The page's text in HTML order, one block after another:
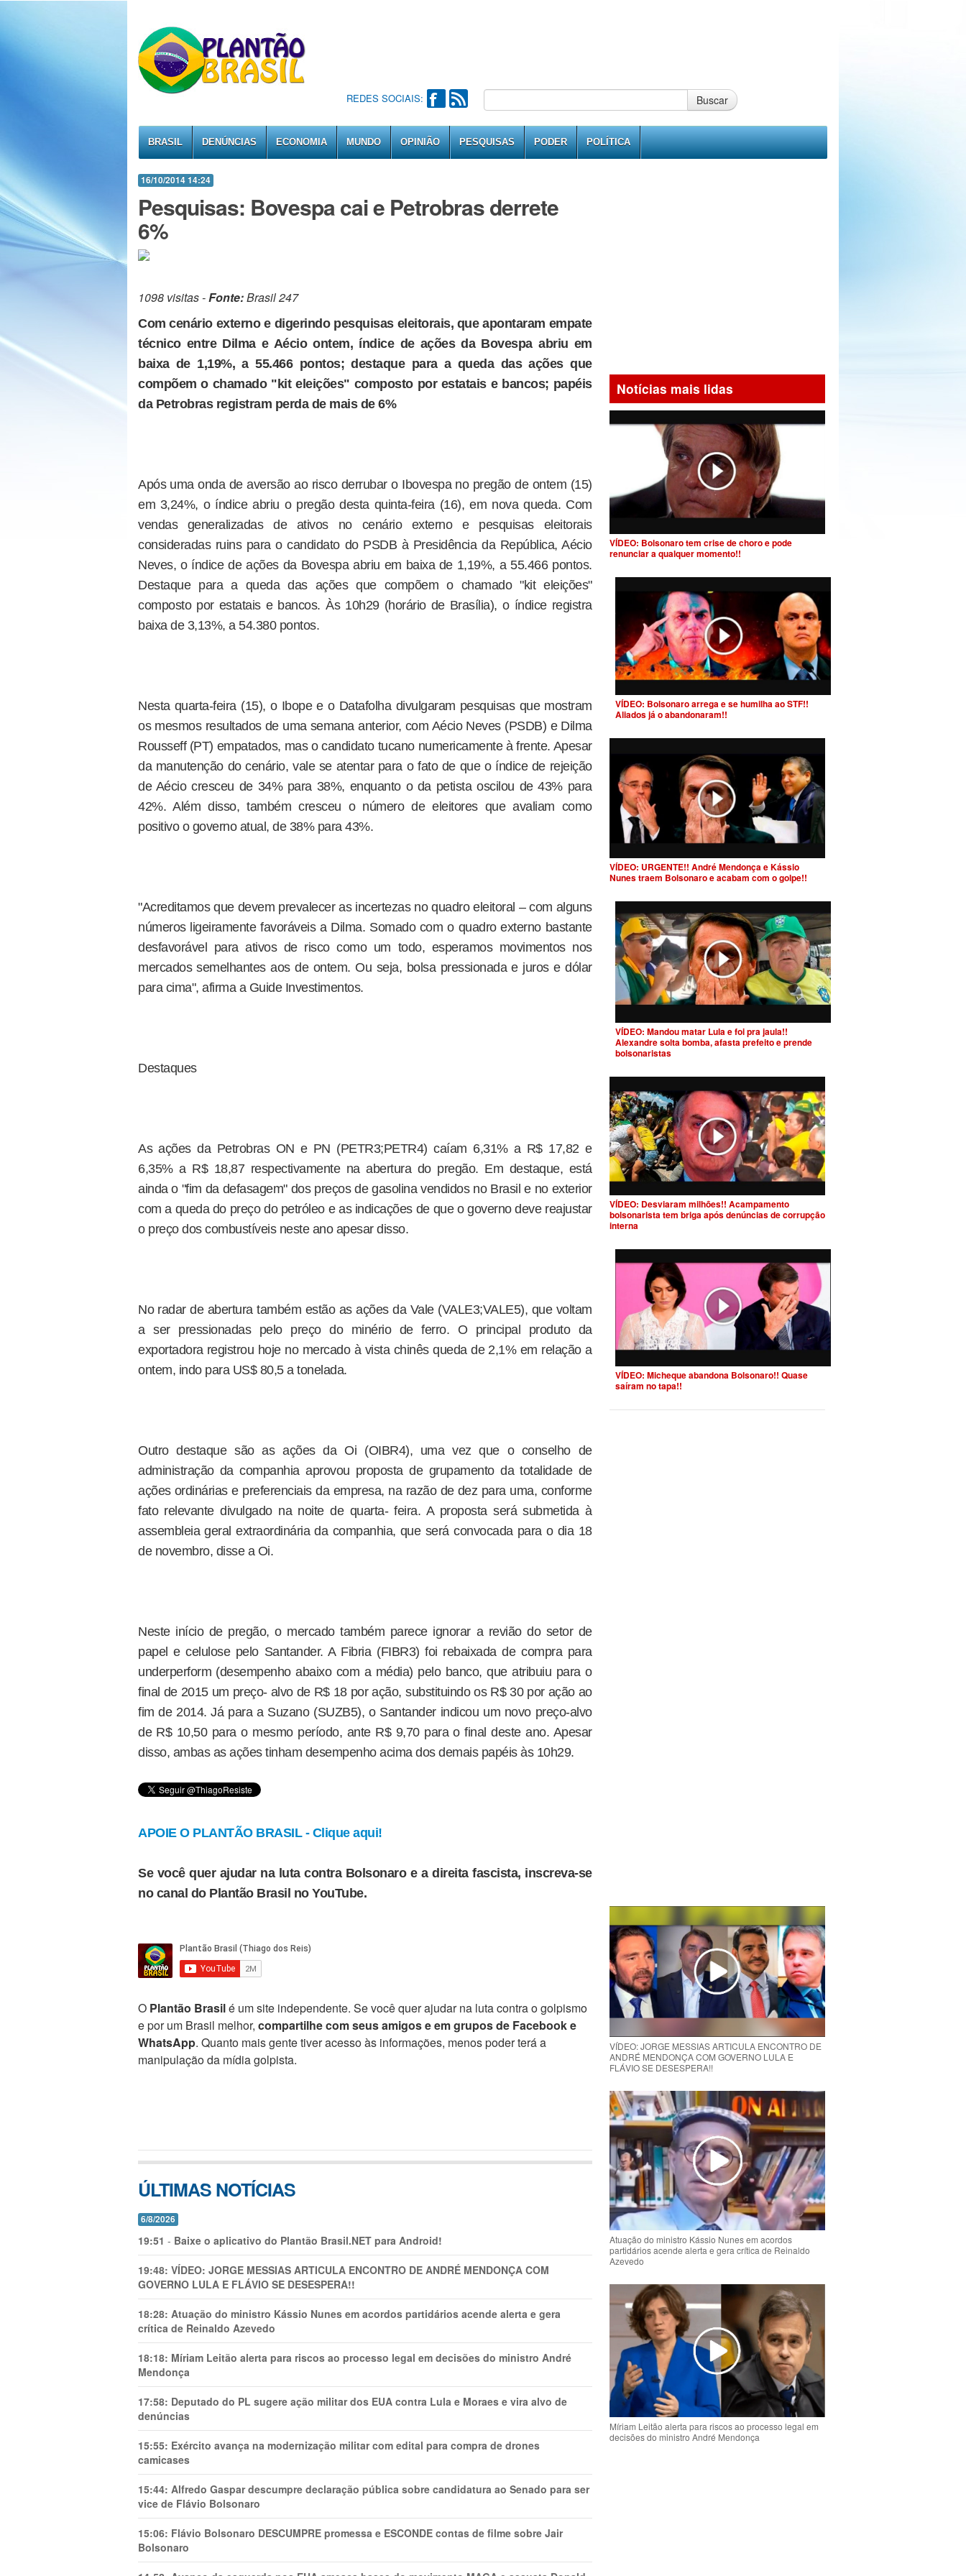
REDES SOCIAIS: Buscar
BRASIL DENÚNCIAS ECONOMIA MUNDO OPINIÃO PESQUISAS PODER POLÍTICA
16/10/2014 14:24
Pesquisas: Bovespa cai e Petrobras derrete
6%
1098 visitas -Fonte:Brasil 247
Com cenário externo e digerindo pesquisas eleitorais, que apontaram empate
técnico entre Dilma e Aécio ontem, índice de ações da Bovespa abriu em
baixa de 1,19%, a 55.466 pontos; destaque para a queda das ações que
compõem o chamado "kit eleições" composto por estatais e bancos; papéis
da Petrobras registram perda de mais de 6%
Após uma onda de aversão ao risco derrubar o Ibovespa no pregão de ontem (15)
em 3,24%, o índice abriu o pregão desta quinta-feira (16), em nova queda. Com
vendas generalizadas de ativos no cenário externo e pesquisas eleitorais
consideradas ruins para o candidato do PSDB à Presidência da República, Aécio
Neves, o índice de ações da Bovespa abriu em baixa de 1,19%, a 55.466 pontos.
Destaque para a queda das ações que compõem o chamado "kit eleições"
composto por estatais e bancos. Às 10h29 (horário de Brasília), o índice registra
baixa de 3,13%, a 54.380 pontos.
Nesta quarta-feira (15), o Ibope e o Datafolha divulgaram pesquisas que mostram
os mesmos resultados de uma semana anterior, com Aécio Neves (PSDB) e Dilma
Rousseff (PT) empatados, mas o candidato tucano numericamente à frente. Apesar
da manutenção do cenário, vale se atentar para o fato de que o índice de rejeição
de Aécio cresceu de 34% para 38%, enquanto o da petista oscilou de 43% para
42%. Além disso, também cresceu o número de eleitores que avaliam como
positivo o governo atual, de 38% para 43%.
"Acreditamos que devem prevalecer as incertezas no quadro eleitoral – com alguns
números ligeiramente favoráveis a Dilma. Somado com o quadro externo bastante
desfavorável para ativos de risco como um todo, esperamos movimentos nos
mercados semelhantes aos de ontem. Ou seja, bolsa pressionada e juros e dólar
para cima", afirma a Guide Investimentos.
Destaques
As ações da Petrobras ON e PN (PETR3;PETR4) caíam 6,31% a R$ 17,82 e
6,35% a R$ 18,87 respectivamente na abertura do pregão. Em destaque, está
ainda o "fim da defasagem" dos preços de gasolina vendidos no Brasil e no exterior
com a queda do preço do petróleo e as indicações de que o governo deve reajustar
o preço dos combustíveis neste ano apesar disso.
No radar de abertura também estão as ações da Vale (VALE3;VALE5), que voltam
a ser pressionadas pelo preço do minério de ferro. O principal produto da
exportadora registrou hoje no mercado à vista chinês queda de 2,1% em relação a
ontem, indo para US$ 80,5 a tonelada.
Outro destaque são as ações da Oi (OIBR4), uma vez que o conselho de
administração da companhia aprovou proposta de grupamento da totalidade de
ações ordinárias e preferenciais da empresa, na razão de dez para uma, conforme
fato relevante divulgado na noite de quarta- feira. A proposta será submetida à
assembleia geral extraordinária da companhia, que será convocada para o dia 18
de novembro, disse a Oi.
Neste início de pregão, o mercado também parece ignorar a revião do setor de
papel e celulose pelo Santander. A Fibria (FIBR3) foi rebaixada de compra para
underperform (desempenho abaixo com a média) pelo banco, que atribuiu para o
final de 2015 um preço- alvo de R$ 18 por ação, substituindo os R$ 30 por ação ao
fim de 2014. Já para a Suzano (SUZB5), o Santander indicou um novo preço-alvo
de R$ 10,50 para o mesmo período, ante R$ 9,70 para o final deste ano. Apesar
disso, ambas as ações tinham desempenho acima dos demais papéis às 10h29.
APOIE O PLANTÃO BRASIL - Clique aqui!
Se você quer ajudar na luta contra Bolsonaro e a direita fascista, inscreva-se
no canal do Plantão Brasil no YouTube.
O Plantão Brasilé um site independente. Se você quer ajudar na luta contra o golpismo
e por um Brasil melhor, compartilhe com seus amigos e em grupos de Facebook e
WhatsApp. Quanto mais gente tiver acesso às informações, menos poder terá a
manipulação da mídia golpista.
ÚLTIMAS NOTÍCIAS
6/8/2026
19:51 - Baixe o aplicativo do Plantão Brasil.NET para Android!
19:48: VÍDEO: JORGE MESSIAS ARTICULA ENCONTRO DE ANDRÉ MENDONÇA COM
GOVERNO LULA E FLÁVIO SE DESESPERA!!
18:28: Atuação do ministro Kássio Nunes em acordos partidários acende alerta e gera
crítica de Reinaldo Azevedo
18:18: Míriam Leitão alerta para riscos ao processo legal em decisões do ministro André
Mendonça
17:58: Deputado do PL sugere ação militar dos EUA contra Lula e Moraes e vira alvo de
denúncias
15:55: Exército avança na modernização militar com edital para compra de drones
camicases
15:44: Alfredo Gaspar descumpre declaração pública sobre candidatura ao Senado para ser
vice de Flávio Bolsonaro
15:06: Flávio Bolsonaro DESCUMPRE promessa e ESCONDE contas de filme sobre Jair
Bolsonaro
Notícias mais lidas
VÍDEO: Bolsonaro tem crise de choro e pode
renunciar a qualquer momento!!
VÍDEO: Bolsonaro arrega e se humilha ao STF!!
Aliados já o abandonaram!!
VÍDEO: URGENTE!! André Mendonça e Kássio
Nunes traem Bolsonaro e acabam com o golpe!!
VÍDEO: Mandou matar Lula e foi pra jaula!!
Alexandre solta bomba, afasta prefeito e prende
bolsonaristas
VÍDEO: Desviaram milhões!! Acampamento
bolsonarista tem briga após denúncias de corrupção
interna
VÍDEO: Micheque abandona Bolsonaro!! Quase
saíram no tapa!!
VÍDEO: JORGE MESSIAS ARTICULA ENCONTRO DE
ANDRÉ MENDONÇA COM GOVERNO LULA E
FLÁVIO SE DESESPERA!!
Atuação do ministro Kássio Nunes em acordos
partidários acende alerta e gera crítica de Reinaldo
Azevedo
Míriam Leitão alerta para riscos ao processo legal em
decisões do ministro André Mendonça